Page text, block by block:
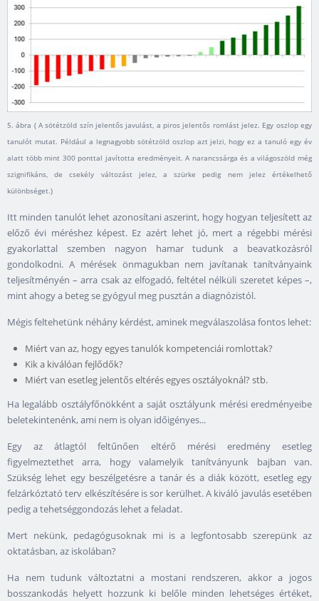
5. ábra ( A sötétzöld szín jelentős javulást, a piros jelentős romlást jelez. Egy oszlop egy
tanulót mutat. Például a legnagyobb sötétzöld oszlop azt jelzi, hogy ez a tanuló egy év
alatt több mint 300 ponttal javította eredményeit. A narancssárga és a világoszöld még
szignifikáns, de csekély változást jelez, a szürke pedig nem jelez értékelhető
különbséget.)
Itt minden tanulót lehet azonosítani aszerint, hogy hogyan teljesített az
előző évi méréshez képest. Ez azért lehet jó, mert a régebbi mérési
gyakorlattal szemben nagyon hamar tudunk a beavatkozásról
gondolkodni. A mérések önmagukban nem javítanak tanítványaink
teljesítményén – arra csak az elfogadó, feltétel nélküli szeretet képes –,
mint ahogy a beteg se gyógyul meg pusztán a diagnózistól.
Mégis feltehetünk néhány kérdést, aminek megválaszolása fontos lehet:
Miért van az, hogy egyes tanulók kompetenciái romlottak?
Kik a kiválóan fejlődők?
Miért van esetleg jelentős eltérés egyes osztályoknál? stb.
Ha legalább osztályfőnökként a saját osztályunk mérési eredményeibe
beletekintenénk, ami nem is olyan időigényes...
Egy az átlagtól feltűnően eltérő mérési eredmény esetleg
figyelmeztethet arra, hogy valamelyik tanítványunk bajban van.
Szükség lehet egy beszélgetésre a tanár és a diák között, esetleg egy
felzárkóztató terv elkészítésére is sor kerülhet. A kiváló javulás esetében
pedig a tehetséggondozás lehet a feladat.
Mert nekünk, pedagógusoknak mi is a legfontosabb szerepünk az
oktatásban, az iskolában?
Ha nem tudunk változtatni a mostani rendszeren, akkor a jogos
bosszankodás helyett hozzunk ki belőle minden lehetséges értéket,